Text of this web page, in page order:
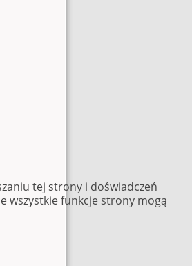
tej strony i doświadczeń
wszystkie funkcje strony mogą